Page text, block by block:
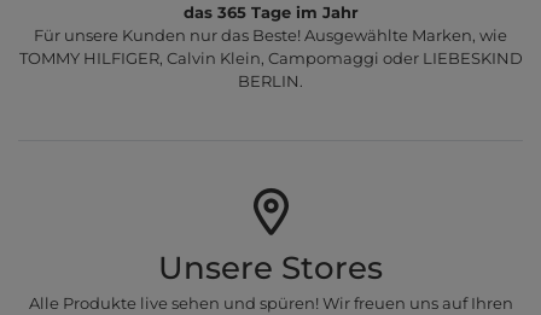
das 365 Tage im Jahr
Für unsere Kunden nur das Beste! Ausgewählte Marken, wie
TOMMY HILFIGER, Calvin Klein, Campomaggi oder LIEBESKIND
BERLIN.
Unsere Stores
Alle Produkte live sehen und spüren! Wir freuen uns auf Ihren